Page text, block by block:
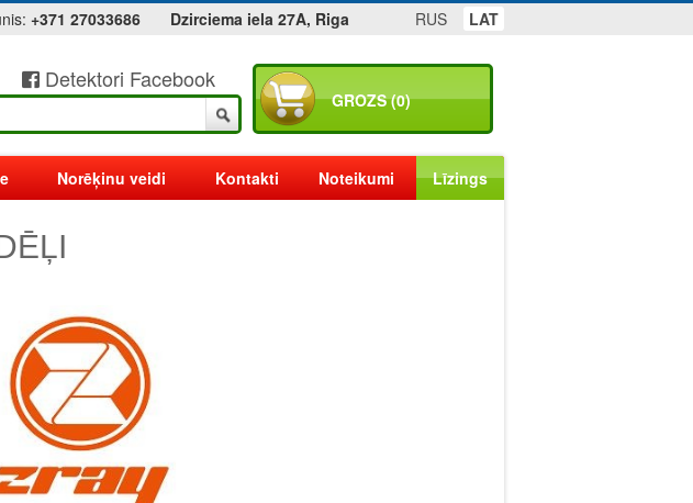
+371 27033686 Dzirciema iela 27A, Riga LAT
RUS
Detektori Facebook
GROZS (0)
Norēķinu veidi Kontakti Noteikumi Līzings